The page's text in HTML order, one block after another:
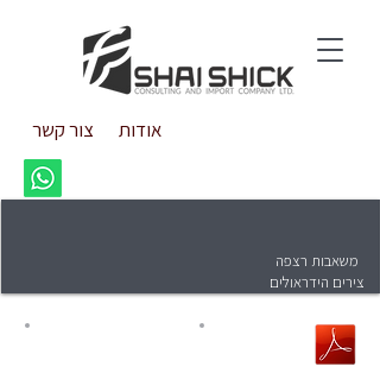
צור קשר אודות
משאבות רצפה
צירים הידראולים